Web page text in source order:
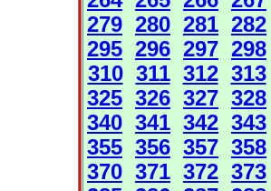
279 280 281 282
295 296 297 298
310 311 312 313
325 326 327 328
340 341 342 343
355 356 357 358
370 371 372 373